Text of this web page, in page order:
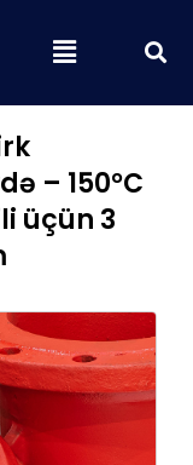
Menu
– 150°C
üçün 3